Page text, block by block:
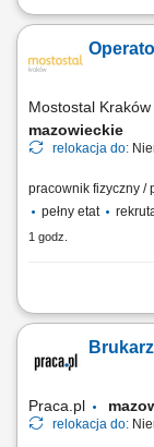
Montaż konstrukcji
Wykonywanie
elektronarzędzi
Mostostal
mazowieckie
relokacja do:
pracownik fizyczny /
pełny etat
1 godz.
Zakres obowiązków
Praca.pl
relokacja do: